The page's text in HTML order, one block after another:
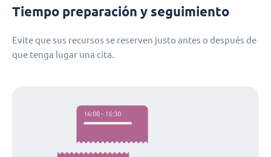
Tiempo preparación y seguimiento
Evite que sus recursos se reserven justo antes o después de
que tenga lugar una cita.